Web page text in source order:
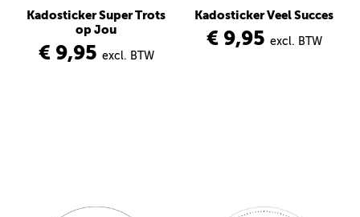
Kadosticker Super Trots
op Jou
€ 9,95 excl. BTW
Kadosticker Veel Succes
€ 9,95 excl. BTW